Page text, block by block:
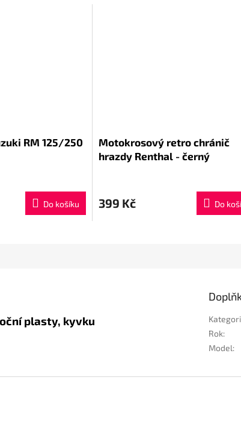
RM 125/250
Do košíku
Motokrosový retro chránič
hrazdy Renthal - černý
399 Kč Do
plasty, kyvku
Rok:
Model: